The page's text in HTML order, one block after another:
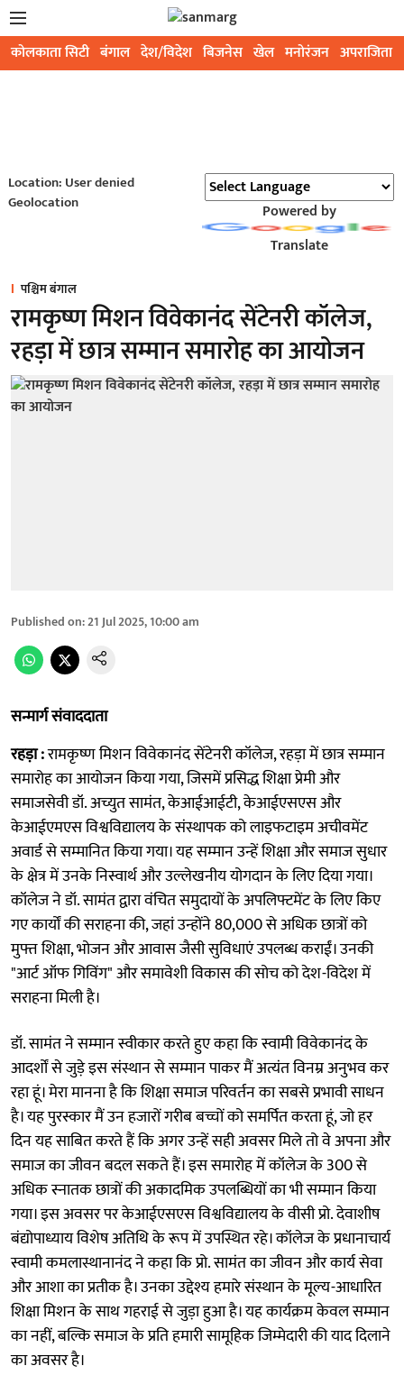
कोलकाता सिटी बंगाल देश/विदेश बिजनेस खेल मनोरंजन अपराजिता
Location: User denied
Geolocation
Powered by
Translate
पश्चिम बंगाल
रामकृष्ण मिशन विवेकानंद सेंटेनरी कॉलेज,
रहड़ा में छात्र सम्मान समारोह का आयोजन
Published on:21 Jul 2025, 10:00 am
सन्मार्ग संवाददाता
रहड़ा :रामकृष्ण मिशन विवेकानंद सेंटेनरी कॉलेज, रहड़ा में छात्र सम्मान
समारोह का आयोजन किया गया, जिसमें प्रसिद्ध शिक्षा प्रेमी और
समाजसेवी डॉ. अच्युत सामंत, केआईआईटी, केआईएसएस और
केआईएमएस विश्वविद्यालय के संस्थापक को लाइफटाइम अचीवमेंट
अवार्ड से सम्मानित किया गया। यह सम्मान उन्हें शिक्षा और समाज सुधार
के क्षेत्र में उनके निस्वार्थ और उल्लेखनीय योगदान के लिए दिया गया।
कॉलेज ने डॉ. सामंत द्वारा वंचित समुदायों के अपलिफ्टमेंट के लिए किए
गए कार्यों की सराहना की, जहां उन्होंने 80,000 से अधिक छात्रों को
मुफ्त शिक्षा, भोजन और आवास जैसी सुविधाएं उपलब्ध कराईं। उनकी
"आर्ट ऑफ गिविंग" और समावेशी विकास की सोच को देश-विदेश में
सराहना मिली है।
डॉ. सामंत ने सम्मान स्वीकार करते हुए कहा कि स्वामी विवेकानंद के
आदर्शों से जुड़े इस संस्थान से सम्मान पाकर मैं अत्यंत विनम्र अनुभव कर
रहा हूं। मेरा मानना है कि शिक्षा समाज परिवर्तन का सबसे प्रभावी साधन
है। यह पुरस्कार मैं उन हजारों गरीब बच्चों को समर्पित करता हूं, जो हर
दिन यह साबित करते हैं कि अगर उन्हें सही अवसर मिले तो वे अपना और
समाज का जीवन बदल सकते हैं। इस समारोह में कॉलेज के 300 से
अधिक स्नातक छात्रों की अकादमिक उपलब्धियों का भी सम्मान किया
गया। इस अवसर पर केआईएसएस विश्वविद्यालय के वीसी प्रो. देवाशीष
बंद्योपाध्याय विशेष अतिथि के रूप में उपस्थित रहे। कॉलेज के प्रधानाचार्य
स्वामी कमलास्थानानंद ने कहा कि प्रो. सामंत का जीवन और कार्य सेवा
और आशा का प्रतीक है। उनका उद्देश्य हमारे संस्थान के मूल्य-आधारित
शिक्षा मिशन के साथ गहराई से जुड़ा हुआ है। यह कार्यक्रम केवल सम्मान
का नहीं, बल्कि समाज के प्रति हमारी सामूहिक जिम्मेदारी की याद दिलाने
का अवसर है।